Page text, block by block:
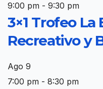
9:00 pm - 9:30 pm
3×1 Trofeo La
Recreativo y
Ago 9
7:00 pm - 8:30 pm